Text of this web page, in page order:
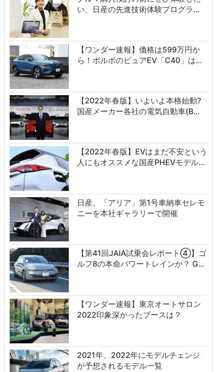
い、日産の先進技術体験プログラ…
【ワンダー速報】価格は599万円か
ら！ボルボのピュアEV「C40」は…
【2022年春版】いよいよ本格始動?
国産メーカー各社の電気自動車(B…
【2022年春版】EVはまだ不安という
人にもオススメな国産PHEVモデル…
日産、「アリア」第1号車納車セレモ
ニーを本社ギャラリーで開催
【第41回JAIA試乗会レポート④】ゴ
ルフ8の本命パワートレインか？ G…
【ワンダー速報】東京オートサロン
2022印象深かったブースは？
2021年、2022年にモデルチェンジ
が予想されるモデル一覧